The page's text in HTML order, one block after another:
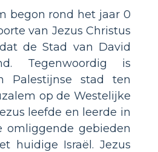
begon rond het jaar 0
van Jezus Christus
de Stad van David
Tegenwoordig is
Palestijnse stad ten
op de Westelijke
leefde en leerde in
omliggende gebieden
huidige Israël. Jezus